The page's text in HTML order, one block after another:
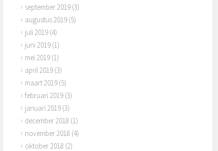
september 2019 (3)
augustus 2019 (5)
juli 2019 (4)
juni 2019 (1)
mei 2019 (1)
april 2019 (3)
maart 2019 (5)
februari 2019 (3)
januari 2019 (3)
december 2018 (1)
november 2018 (4)
oktober 2018 (2)